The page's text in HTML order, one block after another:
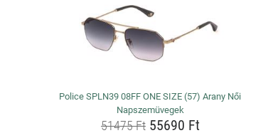
Police SPLN39 08FF ONE SIZE (57) Arany Női
Napszemüvegek
51475 Ft55690 Ft